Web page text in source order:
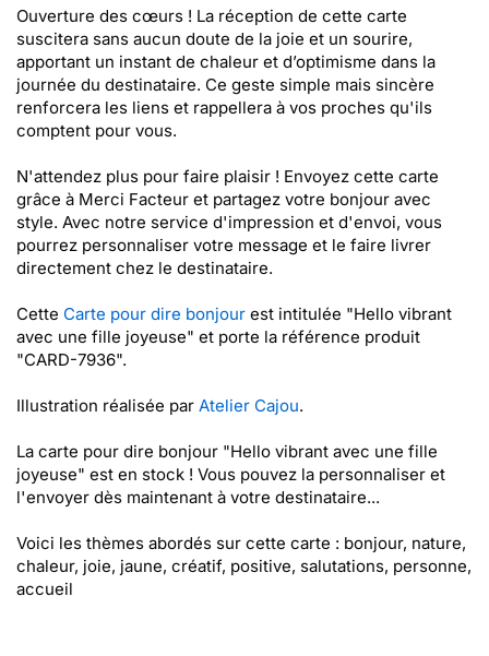
Ouverture des cœurs ! La réception de cette carte
suscitera sans aucun doute de la joie et un sourire,
apportant un instant de chaleur et d’optimisme dans la
journée du destinataire. Ce geste simple mais sincère
renforcera les liens et rappellera à vos proches qu'ils
comptent pour vous.
N'attendez plus pour faire plaisir ! Envoyez cette carte
grâce à Merci Facteur et partagez votre bonjour avec
style. Avec notre service d'impression et d'envoi, vous
pourrez personnaliser votre message et le faire livrer
directement chez le destinataire.
Cette Carte pour dire bonjour est intitulée "Hello vibrant
avec une fille joyeuse" et porte la référence produit
"CARD-7936".
Illustration réalisée par Atelier Cajou.
La carte pour dire bonjour "Hello vibrant avec une fille
joyeuse" est en stock ! Vous pouvez la personnaliser et
l'envoyer dès maintenant à votre destinataire...
Voici les thèmes abordés sur cette carte : bonjour, nature,
chaleur, joie, jaune, créatif, positive, salutations, personne,
accueil